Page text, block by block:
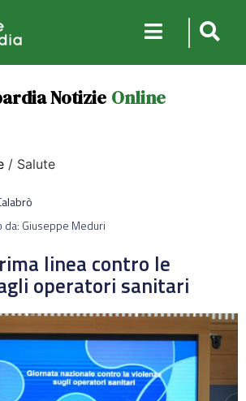
Notizie Online
/ Salute
Giuseppe Meduri
linea contro le
operatori sanitari